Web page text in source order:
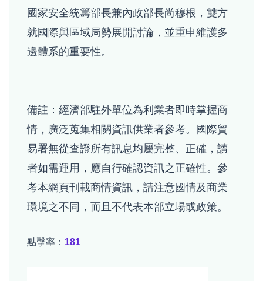
國家安全統籌部長兼內政部長尚穆根，雙方
就國際與區域局勢展開討論，並重申維護多
邊體系的重要性。
備註：經濟部駐外單位為利業者即時掌握商
情，廣泛蒐集相關資訊供業者參考。國際貿
易署無從查證所有訊息均屬完整、正確，讀
者如需運用，應自行確認資訊之正確性。參
考本網頁刊載商情資訊，請注意國情及商業
環境之不同，而且不代表本部立場或政策。
點擊率： 181